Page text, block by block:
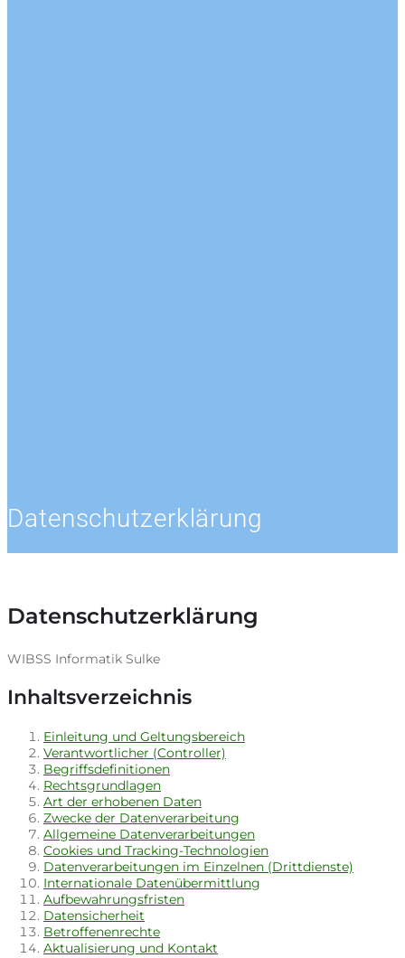
Datenschutzerklärung
Datenschutzerklärung
WIBSS Informatik Sulke
Inhaltsverzeichnis
Einleitung und Geltungsbereich
Verantwortlicher (Controller)
Begriffsdefinitionen
Rechtsgrundlagen
Art der erhobenen Daten
Zwecke der Datenverarbeitung
Allgemeine Datenverarbeitungen
Cookies und Tracking-Technologien
Datenverarbeitungen im Einzelnen (Drittdienste)
Internationale Datenübermittlung
Aufbewahrungsfristen
Datensicherheit
Betroffenenrechte
Aktualisierung und Kontakt